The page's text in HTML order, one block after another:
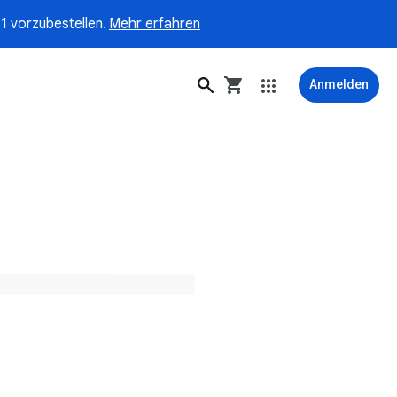
vorzubestellen. Mehr erfahren
Anmelden